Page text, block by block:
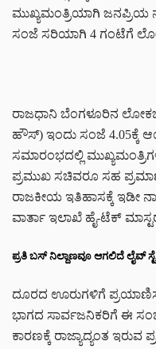
ಮುಖ್ಯಮಂತ್ರಿಯಾಗಿ ಜನಪ್ರಿಯ
ಸಂಜೆ ಸರಿಯಾಗಿ 4 ಗಂಟೆಗೆ
ರಾಜಧಾನಿ ಬೆಂಗಳೂರಿನ
ಹೌಸ್) ಇಂದು ಸಂಜೆ 4.05ಕ್ಕೆ
ಸಮಾರಂಭದಲ್ಲಿ
ಪ್ರಮುಖ ಸಚಿವರೂ ಸಹ
ರಾಜಕೀಯ ಇತಿಹಾಸಕ್ಕೆ ಇಡೀ
ವಾರ್ತಾ ಇಲಾಖೆ ಹೈ-ಟೆಕ್
ಪ್ರತಿ ಬಸ್ ನಿಲ್ದಾಣವೂ ಆಗಲಿದೆ ಲೈವ್
ದೂರದ ಊರುಗಳಿಗೆ
ಭಾಗದ ಸಾರ್ವಜನಿಕರಿಗೆ ಈ
ಕಾರಣಕ್ಕೆ ರಾಜ್ಯಾದ್ಯಂತ ಇರುವ